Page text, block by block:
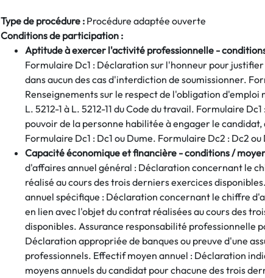
Type de procédure : Procédure adaptée ouverte
Conditions de participation :
Aptitude à exercer l'activité professionnelle -
Formulaire Dc1 : Déclaration sur l'honneur pour
dans aucun des cas d'interdiction de soumissionner.
Renseignements sur le respect de l'obligation d'emploi
L. 5212-1 à L. 5212-11 du Code du travail. Formulaire
pouvoir de la personne habilitée à engager le candidat,
Formulaire Dc1 : Dc1 ou Dume. Formulaire Dc2 : Dc2 ou
Capacité économique et financière - conditions /
d'affaires annuel général : Déclaration concernant le
réalisé au cours des trois derniers exercices
annuel spécifique : Déclaration concernant le chiffre
en lien avec l'objet du contrat réalisées au cours des
disponibles. Assurance responsabilité professionnelle
Déclaration appropriée de banques ou preuve d'une
professionnels. Effectif moyen annuel : Déclaration
moyens annuels du candidat pour chacune des trois